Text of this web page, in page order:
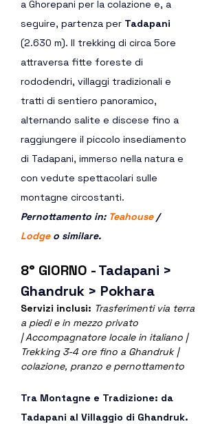
a Ghorepani per la colazione e, a
seguire, partenza per Tadapani
(2.630 m). Il trekking di circa 5ore
attraversa fitte foreste di
rododendri, villaggi tradizionali e
tratti di sentiero panoramico,
alternando salite e discese fino a
raggiungere il piccolo insediamento
di Tadapani, immerso nella natura e
con vedute spettacolari sulle
montagne circostanti.
Pernottamento in: Teahouse /
Lodge o similare.
8° GIORNO - Tadapani >
Ghandruk > Pokhara
Servizi inclusi: Trasferimenti via terra
a piedi e in mezzo privato
| Accompagnatore locale in italiano |
Trekking 3-4 ore fino a Ghandruk |
colazione, pranzo e pernottamento
Tra Montagne e Tradizione: da
Tadapani al Villaggio di Ghandruk.